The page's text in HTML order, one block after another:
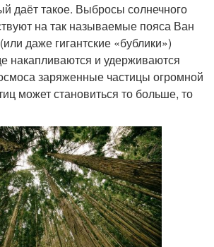
даёт такое. Выбросы солнечного
на так называемые пояса Ван
даже гигантские «бублики»)
накапливаются и удерживаются
заряженные частицы огромной
может становиться то больше, то